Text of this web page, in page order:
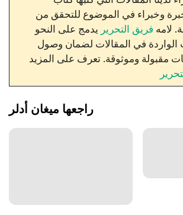
وخبراء في الموضوع للتحقق من
لامه فريق التحرير يدمج على النحو
الواردة في المقالات لضمان وصول
مقبولة وموثوقة. تعرف على المزيد
راجعها ميغان أدلر